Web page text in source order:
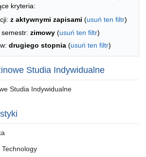
kryteria:
z aktywnymi zapisami (usuń ten filtr)
zimowy (usuń ten filtr)
drugiego stopnia (usuń ten filtr)
Studia Indywidualne
Studia Indywidualne